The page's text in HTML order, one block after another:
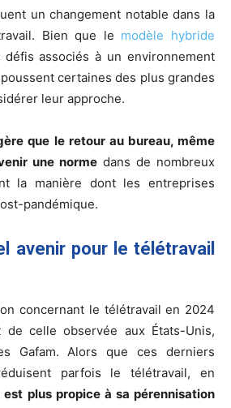
un changement notable dans la
Bien que le modèle hybride
associés à un environnement
certaines des plus grandes
leur approche.
que le retour au bureau, même
une norme dans de nombreux
la manière dont les entreprises
pandémique.
avenir pour le télétravail
concernant le télétravail en 2024
de celle observée aux États-Unis,
Gafam. Alors que ces derniers
parfois le télétravail, en
plus propice à sa pérennisation